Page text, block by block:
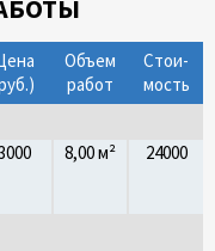
Объем
работ
Стои­
мость
8,00 м² 24000